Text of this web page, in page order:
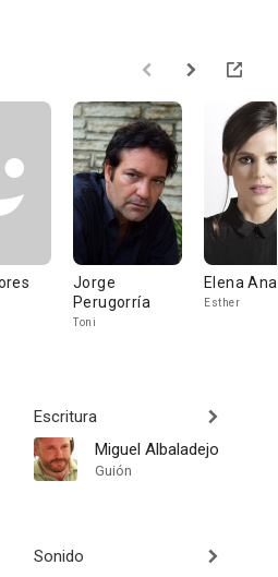
Jorge
Perugorría
Toni
Elena
Esther
Escritura
Miguel Albaladejo
Guión
Sonido